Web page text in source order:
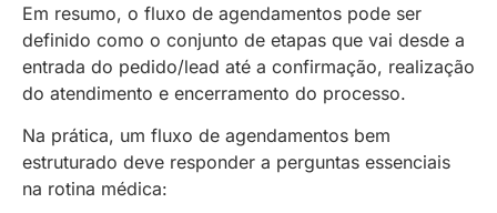
Em resumo, o fluxo de agendamentos pode ser
definido como o conjunto de etapas que vai desde a
entrada do pedido/lead até a confirmação, realização
do atendimento e encerramento do processo.
Na prática, um fluxo de agendamentos bem
estruturado deve responder a perguntas essenciais
na rotina médica: